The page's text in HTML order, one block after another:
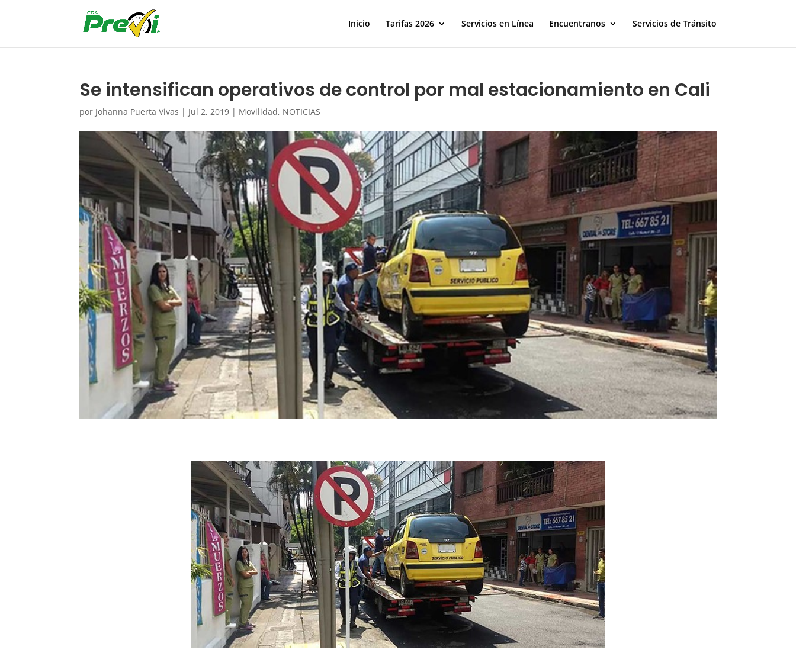
Inicio Tarifas 2026 Servicios en Línea Encuentranos Servicios de Tránsito
Se intensifican operativos de control por mal estacionamiento en Cali
por Johanna Puerta Vivas | Jul 2, 2019 | Movilidad, NOTICIAS